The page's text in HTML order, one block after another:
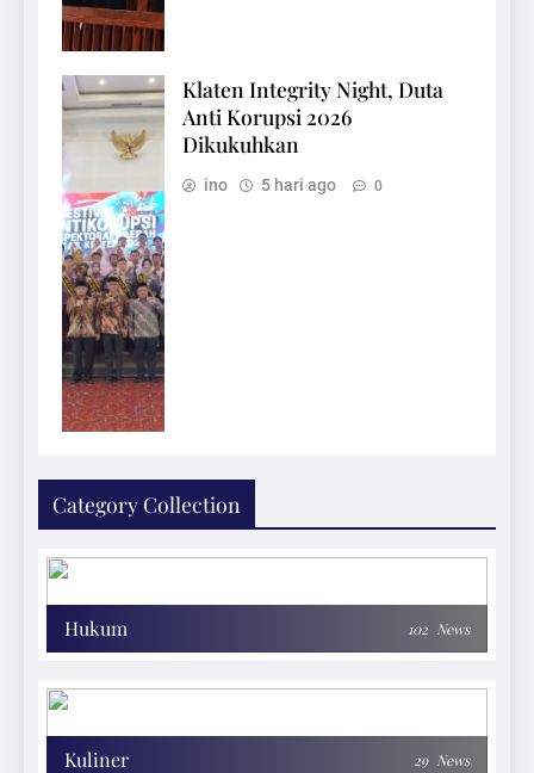
Klaten Integrity Night, Duta
Anti Korupsi 2026
Dikukuhkan
ino 5 hari ago 0
Category Collection
Hukum 102 News
Kuliner 29 News